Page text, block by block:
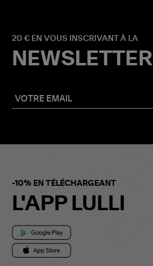
20 € EN VOUS INSCRIVANT À LA
NEWSLETTER
-10% EN TÉLÉCHARGEANT
L'APP LULLI